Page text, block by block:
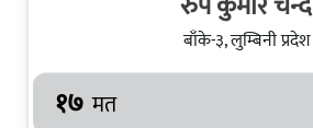
बाँके-३, लुम्बिनी प्रदेश
१७ मत